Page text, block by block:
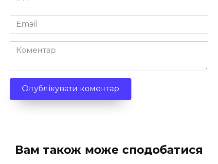
*
Email
*
Коментар
Вам також може сподобатися